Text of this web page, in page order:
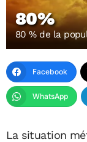
80%
80 % de la
Facebook
WhatsApp
La situation